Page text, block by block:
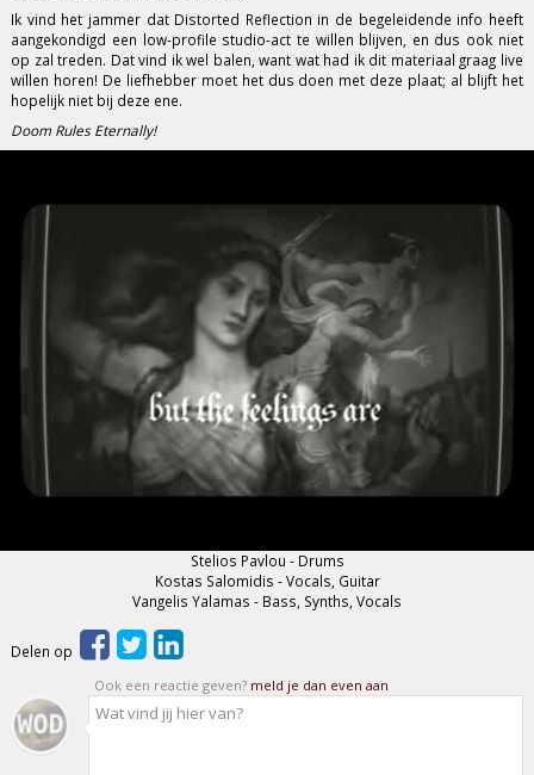
Ik vind het jammer dat Distorted Reflection in de begeleidende info heeft
aangekondigd een low-profile studio-act te willen blijven, en dus ook niet
op zal treden. Dat vind ik wel balen, want wat had ik dit materiaal graag live
willen horen! De liefhebber moet het dus doen met deze plaat; al blijft het
hopelijk niet bij deze ene.
Doom Rules Eternally!
Stelios Pavlou - Drums
Kostas Salomidis - Vocals, Guitar
Vangelis Yalamas - Bass, Synths, Vocals
Delen op
Ook een reactie geven? meld je dan even aan